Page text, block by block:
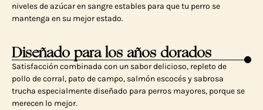
niveles de azúcar en sangre estables para que tu perro se
mantenga en su mejor estado.
Diseñado para los años dorados
Satisfacción combinada con un sabor delicioso, repleto de
pollo de corral, pato de campo, salmón escocés y sabrosa
trucha especialmente diseñado para perros mayores, porque se
merecen lo mejor.